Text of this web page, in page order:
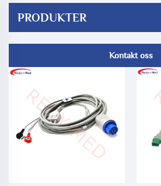
PRODUKTER
Kontakt oss